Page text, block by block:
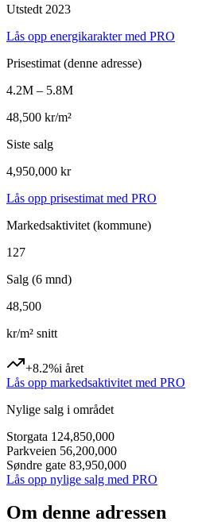
Utstedt 2023
Lås opp energikarakter med PRO
Prisestimat (denne adresse)
4.2M – 5.8M
48,500 kr/m²
Siste salg
4,950,000 kr
Lås opp prisestimat med PRO
Markedsaktivitet (kommune)
127
Salg (6 mnd)
48,500
kr/m² snitt
+8.2%i året
Lås opp markedsaktivitet med PRO
Nylige salg i området
Storgata 124,850,000
Parkveien 56,200,000
Søndre gate 83,950,000
Lås opp nylige salg med PRO
Om denne adressen